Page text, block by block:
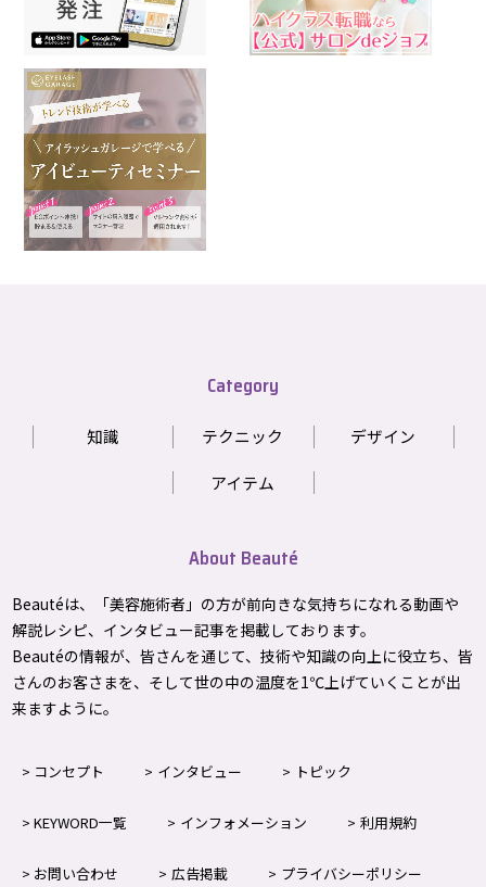
Category
知識 テクニック デザイン
アイテム
About Beauté
Beautéは、「美容施術者」の方が前向きな気持ちになれる動画や
解説レシピ、インタビュー記事を掲載しております。
Beautéの情報が、皆さんを通じて、技術や知識の向上に役立ち、皆
さんのお客さまを、そして世の中の温度を1℃上げていくことが出
来ますように。
コンセプト インタビュー トピック
KEYWORD一覧 インフォメーション 利用規約
お問い合わせ 広告掲載 プライバシーポリシー